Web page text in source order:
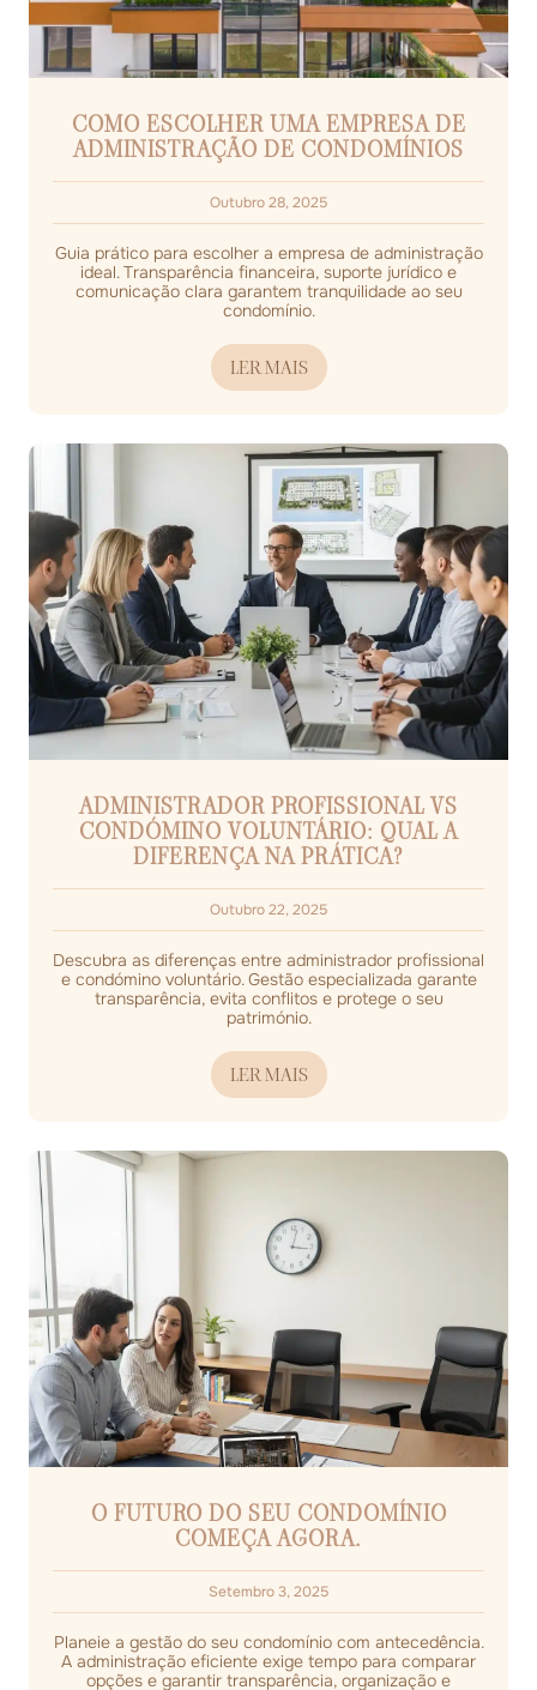
COMO ESCOLHER UMA EMPRESA DE
ADMINISTRAÇÃO DE CONDOMÍNIOS
Outubro 28, 2025
Guia prático para escolher a empresa de administração
ideal. Transparência financeira, suporte jurídico e
comunicação clara garantem tranquilidade ao seu
condomínio.
LER MAIS
ADMINISTRADOR PROFISSIONAL VS
CONDÓMINO VOLUNTÁRIO: QUAL A
DIFERENÇA NA PRÁTICA?
Outubro 22, 2025
Descubra as diferenças entre administrador profissional
e condómino voluntário. Gestão especializada garante
transparência, evita conflitos e protege o seu
património.
LER MAIS
O FUTURO DO SEU CONDOMÍNIO
COMEÇA AGORA.
Setembro 3, 2025
Planeie a gestão do seu condomínio com antecedência.
A administração eficiente exige tempo para comparar
opções e garantir transparência, organização e